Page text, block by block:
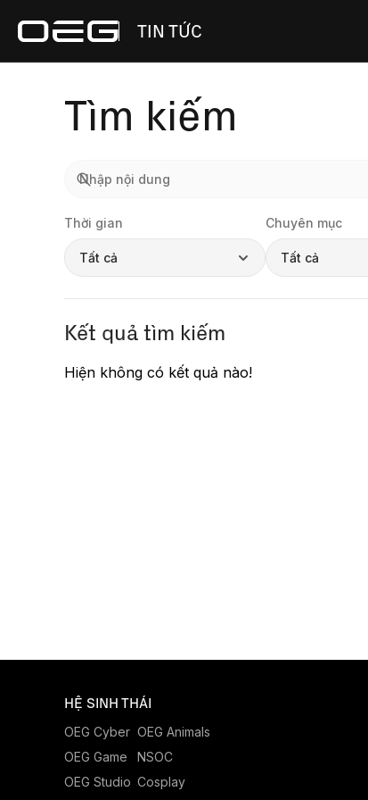
TIN TỨC
Tìm kiếm
Thời gian
Tất cả
Chuyên mục
Tất cả
Kết quả tìm kiếm
Hiện không có kết quả nào!
HỆ SINH THÁI
OEG Cyber
OEG Game
OEG Studio
OEG Animals
NSOC
Cosplay